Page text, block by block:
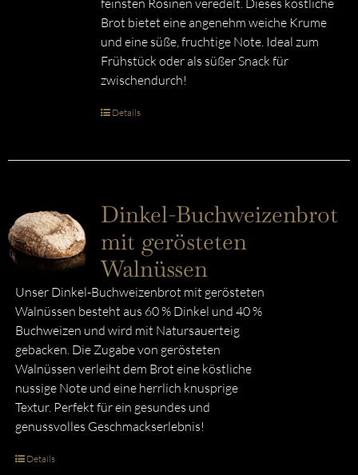
feinsten Rosinen veredelt. Dieses köstliche
Brot bietet eine angenehm weiche Krume
und eine süße, fruchtige Note. Ideal zum
Frühstück oder als süßer Snack für
zwischendurch!
Details
Dinkel-Buchweizenbrot
mit gerösteten
Walnüssen
Unser Dinkel-Buchweizenbrot mit gerösteten
Walnüssen besteht aus 60 % Dinkel und 40 %
Buchweizen und wird mit Natursauerteig
gebacken. Die Zugabe von gerösteten
Walnüssen verleiht dem Brot eine köstliche
nussige Note und eine herrlich knusprige
Textur. Perfekt für ein gesundes und
genussvolles Geschmackserlebnis!
Details